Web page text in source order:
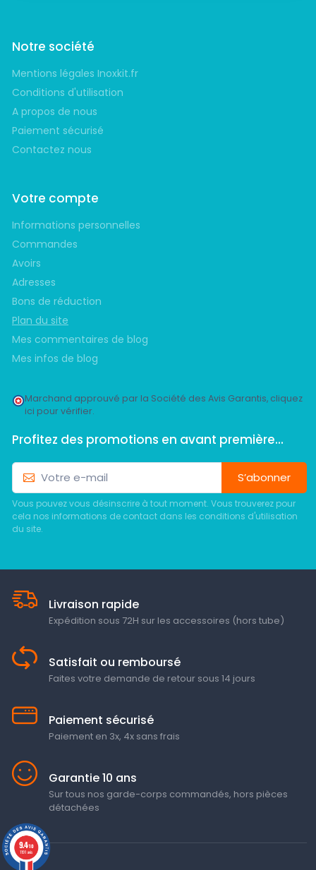
Notre société
Mentions légales Inoxkit.fr
Conditions d'utilisation
A propos de nous
Paiement sécurisé
Contactez nous
Votre compte
Informations personnelles
Commandes
Avoirs
Adresses
Bons de réduction
Plan du site
Mes commentaires de blog
Mes infos de blog
Marchand approuvé par la Société des Avis Garantis, cliquez
ici pour vérifier.
Profitez des promotions en avant première...
S’abonner
Vous pouvez vous désinscrire à tout moment. Vous trouverez pour
cela nos informations de contact dans les conditions d'utilisation
du site.
Livraison rapide
Expédition sous 72H sur les accessoires (hors tube)
Satisfait ou remboursé
Faites votre demande de retour sous 14 jours
Paiement sécurisé
Paiement en 3x, 4x sans frais
Garantie 10 ans
Sur tous nos garde-corps commandés, hors pièces
détachées
9.4/10
1191 avis